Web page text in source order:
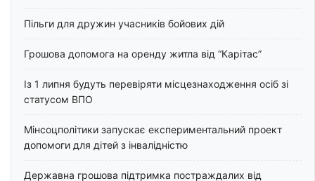
Пільги для дружин учасників бойових дій
Грошова допомога на оренду житла від “Карітас”
Із 1 липня будуть перевіряти місцезнаходження осіб зі
статусом ВПО
Мінсоцполітики запускає експериментальний проект
допомоги для дітей з інвалідністю
Державна грошова підтримка постраждалих від